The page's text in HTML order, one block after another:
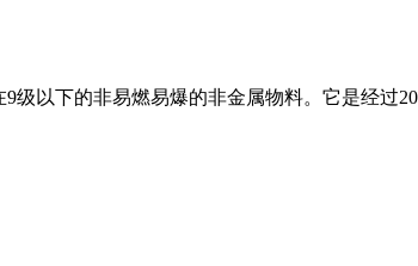
以下的非易燃易爆的非金属物料。它是经过